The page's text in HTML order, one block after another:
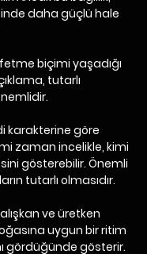
daha güçlü hale
biçimi yaşadığı
tutarlı
karakterine göre
zaman incelikle, kimi
gösterebilir. Önemli
tutarlı olmasıdır.
ve üretken
uygun bir ritim
gördüğünde gösterir.